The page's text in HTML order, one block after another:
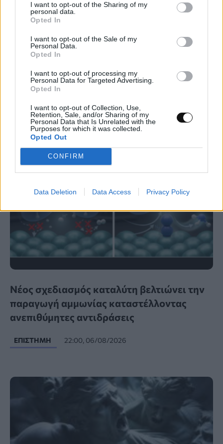
I want to opt-out of the Sharing of my
personal data.
Opted In
I want to opt-out of the Sale of my
Personal Data.
Opted In
I want to opt-out of processing my
Personal Data for Targeted Advertising.
Opted In
I want to opt-out of Collection, Use,
Retention, Sale, and/or Sharing of my
Personal Data that Is Unrelated with the
Purposes for which it was collected.
Opted Out
CONFIRM
Data Deletion Data Access Privacy Policy
Κενό ασφαλείας στο iCloud Private Relay
της Apple μπορεί να αποκαλύψει την
πραγματική διεύθυνση IP
MUST READ 09:00, 07/08/2026
Νέος σχεδιασμός καταλύτη βελτιώνει την
παραγωγή αμμωνίας καταστέλλοντας
ανεπιθύμητες αντιδράσεις
ΕΠΙΣΤΉΜΗ 22:00, 06/08/2026